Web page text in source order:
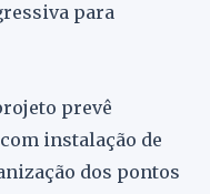
para
prevê
instalação de
dos pontos